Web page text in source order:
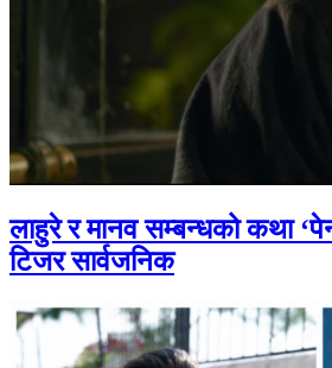
लाहुरे र मानव सम्बन्धको कथा
टिजर सार्वजनिक